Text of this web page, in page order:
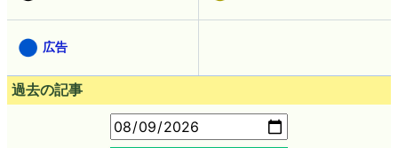
広告
過去の記事